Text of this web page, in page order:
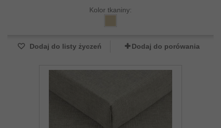
Kolor tkaniny:
Dodaj do listy życzeń Dodaj do porówania